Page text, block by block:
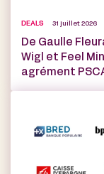
DEALS 31 juillet 2026
De Gaulle
Wigl et Feel
agrément